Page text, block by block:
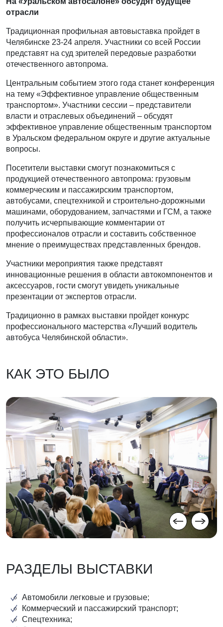
отрасли
Традиционная профильная автовыставка пройдет в
Челябинске 23-24 апреля. Участники со всей России
представят на суд зрителей передовые разработки
отечественного автопрома.
Центральным событием этого года станет конференция
на тему «Эффективное управление общественным
транспортом». Участники сессии – представители
власти и отраслевых объединений – обсудят
эффективное управление общественным транспортом
в Уральском федеральном округе и другие актуальные
вопросы.
Посетители выставки смогут познакомиться с
продукцией отечественного автопрома: грузовым
коммерческим и пассажирским транспортом,
автобусами, спецтехникой и строительно-дорожными
машинами, оборудованием, запчастями и ГСМ, а также
получить исчерпывающие комментарии от
профессионалов отрасли и составить собственное
мнение о преимуществах представленных брендов.
Участники мероприятия также представят
инновационные решения в области автокомпонентов и
аксессуаров, гости смогут увидеть уникальные
презентации от экспертов отрасли.
Традиционно в рамках выставки пройдет конкурс
профессионального мастерства «Лучший водитель
автобуса Челябинской области».
КАК ЭТО БЫЛО
РАЗДЕЛЫ ВЫСТАВКИ
Автомобили легковые и грузовые;
Коммерческий и пассажирский транспорт;
Спецтехника;